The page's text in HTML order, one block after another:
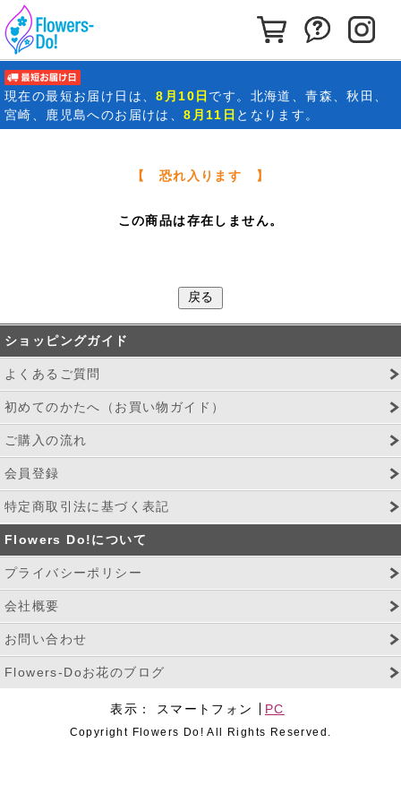
カートを見る
お問い合
現在の最短お届け日 は、8月10日 です。北海道、青森、秋田、
宮崎、鹿児島へのお届けは、8月11日 となります。
【 恐れ入ります 】
この商品は存在しません。
ショッピングガイド
よくあるご質問
初めてのかたへ（お買い物ガイド）
ご購入の流れ
会員登録
特定商取引法に基づく表記
Flowers Do!について
プライバシーポリシー
会社概要
お問い合わせ
Flowers-Doお花のブログ
表示： スマートフォン PC
Copyright Flowers Do! All Rights Reserved.